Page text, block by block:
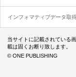
インフォマティブデータ取
当サイトに記載されている
載は固くお断り致します。
© ONE PUBLISHING